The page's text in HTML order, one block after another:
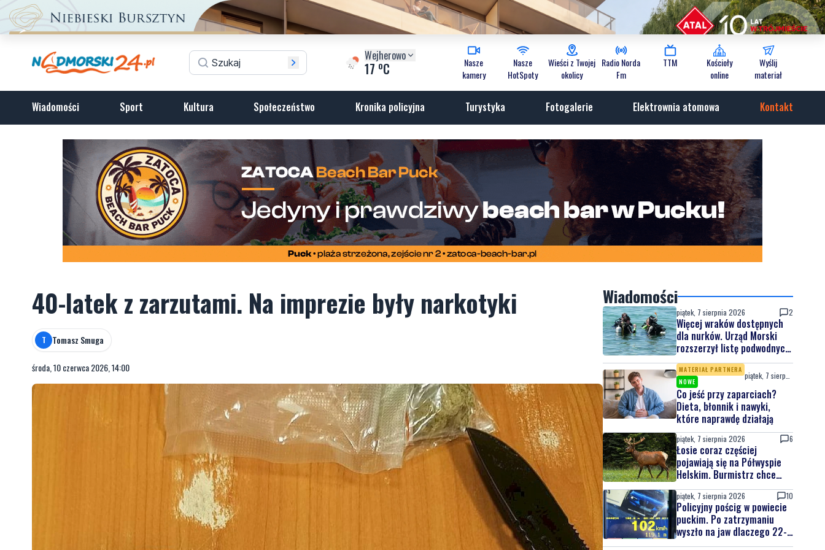
Wejherowo
17 oC
Nasze
kamery
Nasze
HotSpoty
Wieści z Twojej
okolicy
Radio Norda
Fm
TTM
Kościoły
online
Wyślij
materiał
Wiadomości Sport Kultura Społeczeństwo Kronika policyjna Turystyka Fotogalerie Elektrownia atomowa Kontakt
40-latek z zarzutami. Na imprezie były narkotyki
T Tomasz Smuga
środa, 10 czerwca 2026, 14:00
Wiadomości
piątek, 7 sierpnia 2026 2
Więcej wraków dostępnych
dla nurków. Urząd Morski
rozszerzył listę podwodnych
atrakcji
MATERIAŁ PARTNERA
NOWE
Co jeść przy zaparciach?
Dieta, błonnik i nawyki,
które naprawdę działają
piątek, 7 sierpnia 2026 6
Łosie coraz częściej
pojawiają się na Półwyspie
Helskim. Burmistrz chce
nowych znaków drogowych
piątek, 7 sierpnia 2026 10
Policyjny pościg w powiecie
puckim. Po zatrzymaniu
wyszło na jaw dlaczego 22-
latek uciekał